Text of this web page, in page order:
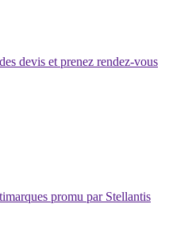
devis et prenez rendez-vous
promu par Stellantis